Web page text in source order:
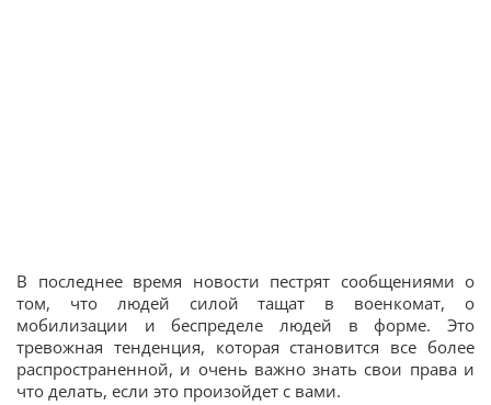
В последнее время новости пестрят сообщениями о
том, что людей силой тащат в военкомат, о
мобилизации и беспределе людей в форме. Это
тревожная тенденция, которая становится все более
распространенной, и очень важно знать свои права и
что делать, если это произойдет с вами.